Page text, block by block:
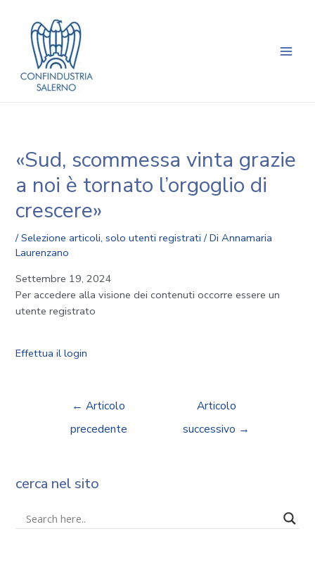
contenuto
«Sud, scommessa vinta grazie
a noi è tornato l’orgoglio di
crescere»
/Selezione articoli,solo utenti registrati / DiAnnamaria
Laurenzano
Settembre 19, 2024
Per accedere alla visione dei contenuti occorre essere un
utente registrato
Effettua il login
articoli
← Articolo
precedente
Articolo
successivo →
cerca nel sito